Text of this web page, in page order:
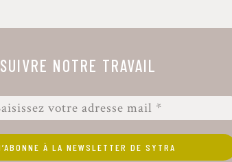
SUIVRE NOTRE TRAVAIL